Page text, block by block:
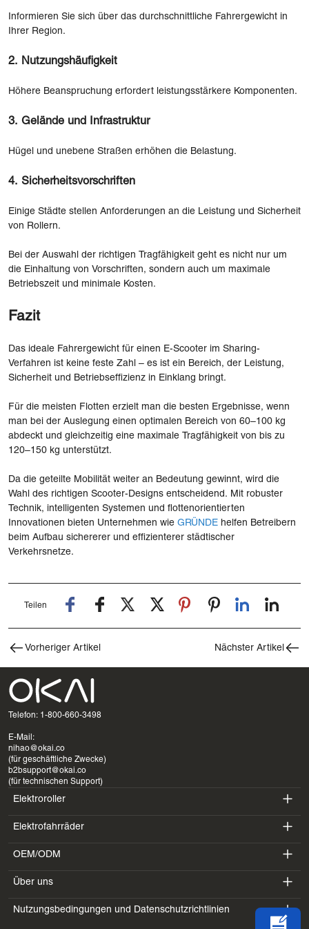
Informieren Sie sich über das durchschnittliche Fahrergewicht in
Ihrer Region.
2. Nutzungshäufigkeit
Höhere Beanspruchung erfordert leistungsstärkere Komponenten.
3. Gelände und Infrastruktur
Hügel und unebene Straßen erhöhen die Belastung.
4. Sicherheitsvorschriften
Einige Städte stellen Anforderungen an die Leistung und Sicherheit
von Rollern.
Bei der Auswahl der richtigen Tragfähigkeit geht es nicht nur um
die Einhaltung von Vorschriften, sondern auch um maximale
Betriebszeit und minimale Kosten.
Fazit
Das ideale Fahrergewicht für einen E-Scooter im Sharing-
Verfahren ist keine feste Zahl – es ist ein Bereich, der Leistung,
Sicherheit und Betriebseffizienz in Einklang bringt.
Für die meisten Flotten erzielt man die besten Ergebnisse, wenn
man bei der Auslegung einen optimalen Bereich von 60–100 kg
abdeckt und gleichzeitig eine maximale Tragfähigkeit von bis zu
120–150 kg unterstützt.
Da die geteilte Mobilität weiter an Bedeutung gewinnt, wird die
Wahl des richtigen Scooter-Designs entscheidend. Mit robuster
Technik, intelligenten Systemen und flottenorientierten
Innovationen bieten Unternehmen wie GRÜNDE helfen Betreibern
beim Aufbau sichererer und effizienterer städtischer
Verkehrsnetze.
Teilen
Vorheriger Artikel Nächster Artikel
Telefon: 1-800-660-3498
E-Mail:
nihao@okai.co
(für geschäftliche Zwecke)
b2bsupport@okai.co
(für technischen Support)
Elektroroller
ES400A
ES410
ES600P
Elektrofahrräder
EB100B
EB300
EB100B V3
OEM/ODM
SV3
BV5
Über uns
Einführung
Nutzungsbedingungen und Datenschutzrichtlinien